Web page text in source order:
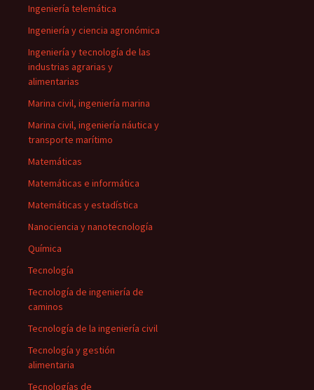
Ingeniería telemática
Ingeniería y ciencia agronómica
Ingeniería y tecnología de las
industrias agrarias y
alimentarias
Marina civil, ingeniería marina
Marina civil, ingeniería náutica y
transporte marítimo
Matemáticas
Matemáticas e informática
Matemáticas y estadística
Nanociencia y nanotecnología
Química
Tecnología
Tecnología de ingeniería de
caminos
Tecnología de la ingeniería civil
Tecnología y gestión
alimentaria
Tecnologías de